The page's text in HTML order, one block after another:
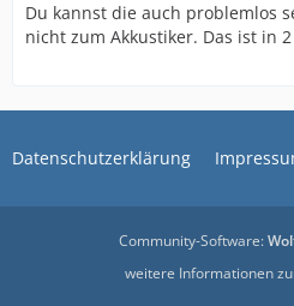
Du kannst die auch problemlos
nicht zum Akkustiker. Das ist in
Datenschutzerklärung
Community-Software:
weitere Informationen